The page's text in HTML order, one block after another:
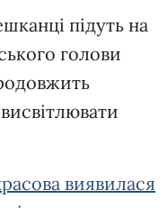
підуть на
голови
виявилася